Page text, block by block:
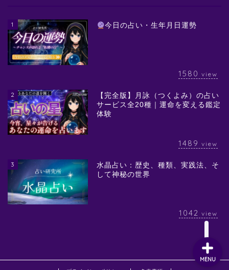
1 今日の占い・生年月日運勢
1580 view
2
【完全版】月詠（つくよみ）の占い
サービス全20種｜運命を変える鑑定
体験
1489 view
3
水晶占い：歴史、種類、実践法、そ
して神秘の世界
1042 view
MENU